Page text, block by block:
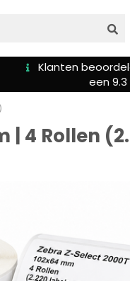
Voor 16:00u
vandaag
| 4 Rollen